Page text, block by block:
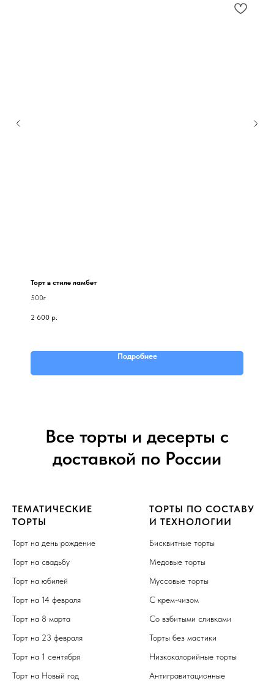
Торт в стиле ламбет
500г
2 600 р.
Подробнее
Все торты и десерты с
доставкой по России
ТЕМАТИЧЕСКИЕ
ТОРТЫ
Торт на день рождение
Торт на свадьбу
Торт на юбилей
Торт на 14 февраля
Торт на 8 марта
Торт на 23 февраля
Торт на 1 сентября
Торт на Новый год
ТОРТЫ ПО СОСТАВУ
И ТЕХНОЛОГИИ
Бисквитные торты
Медовые торты
Муссовые торты
С крем-чизом
Со взбитыми сливками
Торты без мастики
Низкокалорийные торты
Антигравитационные